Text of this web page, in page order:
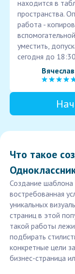
находится в
пространства.
работа -
уместить,
сегодня до
Что такое
Создание
востребованная
уникальных
страниц в этой
такой работы
подбирать
конкретные цели
бизнес-страница